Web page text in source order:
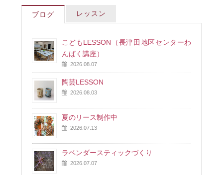
ブログ レッスン
こどもLESSON（長津田地区センターわ
んぱく講座）
2026.08.07
陶芸LESSON
2026.08.03
夏のリース制作中
2026.07.13
ラベンダースティックづくり
2026.07.07